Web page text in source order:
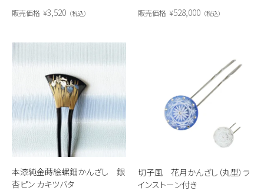
販売価格 ¥3,520 税込 販売価格 ¥528,000 税込
本漆純金蒔絵螺鈿かんざし 銀
杏ピン カキツバタ
切子風 花月かんざし（丸型）ラ
インストーン付き